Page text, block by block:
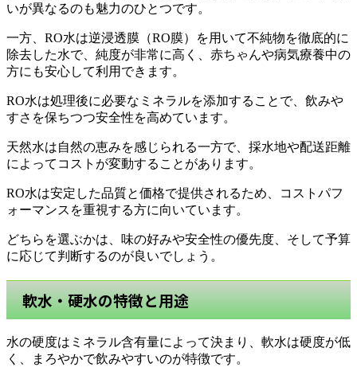
いが異なるのも魅力のひとつです。
一方、RO水は逆浸透膜（RO膜）を用いて不純物を徹底的に
除去した水で、純度が非常に高く、赤ちゃんや病気療養中の
方にも安心して利用できます。
RO水は処理後に必要なミネラルを添加することで、飲みや
すさを保ちつつ安全性を高めています。
天然水は自然の恵みを感じられる一方で、採水地や配送距離
によってコストが変動することがあります。
RO水は安定した品質と価格で提供されるため、コストパフ
ォーマンスを重視する方に向いています。
どちらを選ぶかは、味の好みや安全性の優先度、そして予算
に応じて判断するのが良いでしょう。
軟水・硬水の特徴と用途
水の硬度はミネラル含有量によって決まり、軟水は硬度が低
く、まろやかで飲みやすいのが特徴です。